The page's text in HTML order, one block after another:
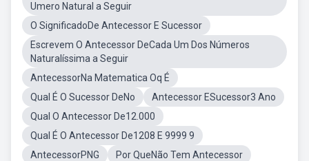
Umero Natural a Seguir
O SignificadoDe Antecessor E Sucessor
Escrevem O Antecessor DeCada Um Dos Números
Naturalíssima a Seguir
AntecessorNa Matematica Oq É
Qual É O Sucessor DeNo
Antecessor ESucessor3 Ano
Qual O Antecessor De12.000
Qual É O Antecessor De1208 E 9999 9
AntecessorPNG
Por QueNão Tem Antecessor